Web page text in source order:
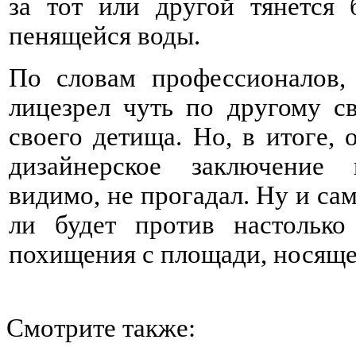
за тот или другой
пенящейся воды.
По словам профессионалов,
лицезрел чуть по другому
своего детища. Но, в итоге,
дизайнерское
видимо, не прогадал. Ну и
ли будет против
похищения с площади,
Смотрите также: